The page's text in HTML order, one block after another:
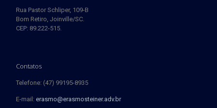
Rua Pastor Schliper, 109-B
Bom Retiro, Joinville/SC.
CEP: 89.222-515.
Contatos
Telefone: (47) 99195-8935
E-mail: erasmo@erasmosteiner.adv.br